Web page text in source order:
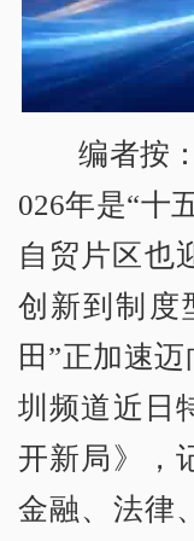
编者按
026年是“十
自贸片区也
创新到制度
田”正加速
圳频道近日
开新局》，
金融、法律